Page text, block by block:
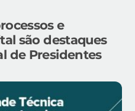
e
são destaques
de Presidentes